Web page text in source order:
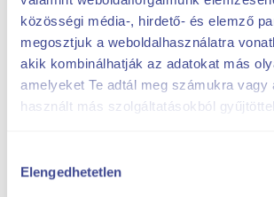
közösségi média-, hirdető- és elemző
megosztjuk a weboldalhasználatra
akik kombinálhatják az adatokat más
amelyeket Te adtál meg számukra vagy
használt más szolgáltatásokból
kiválasztása
Elengedhetetlen